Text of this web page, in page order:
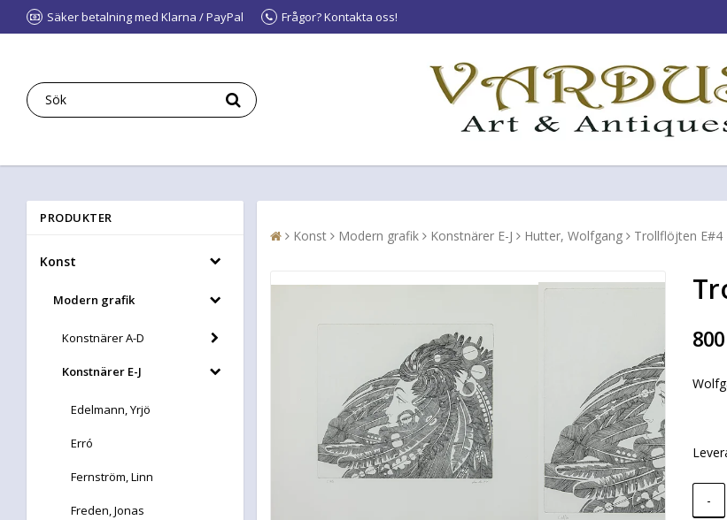
Säker betalning med Klarna / PayPal Frågor? Kontakta oss!
PRODUKTER
Konst
Modern grafik
Konstnärer A-D
Konstnärer E-J
Edelmann, Yrjö
Erró
Fernström, Linn
Freden, Jonas
Konst Modern grafik Konstnärer E-J Hutter, Wolfgang Trollflöjten E#4
-